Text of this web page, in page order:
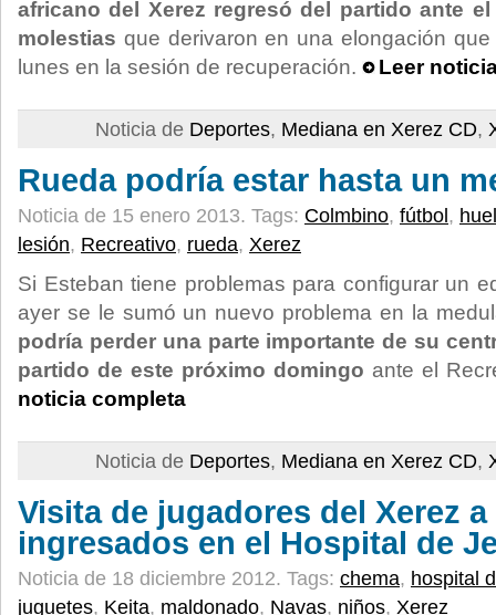
africano del Xerez regresó del partido ante
molestias que derivaron en una elongación
lunes en la sesión de recuperación.
Leer
Noticia de Deportes, Mediana en Xerez CD,
Rueda podría estar hasta un
Noticia de 15 enero 2013. Tags: Colmbino, fútbol ,
lesión, Recreativo, rueda, Xerez
Si Esteban tiene problemas para configurar un
ayer se le sumó un nuevo problema en la
podría perder una parte importante de su
partido de este próximo domingo ante el
noticia completa
Noticia de Deportes, Mediana en Xerez CD,
Visita de jugadores del Xerez
ingresados en el Hospital de
Noticia de 18 diciembre 2012. Tags: chema, hospital
juguetes, Keita, maldonado, Navas, niños, Xerez